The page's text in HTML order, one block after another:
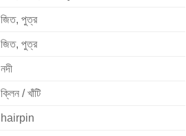
জিত, পুত্র
জিত, পুত্র
নদী
ক্লিন / খাঁটি
hairpin